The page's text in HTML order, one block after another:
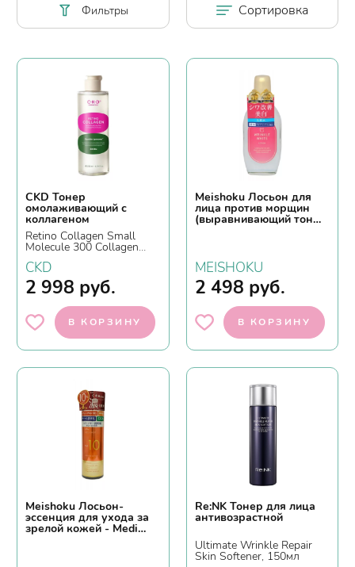
Фильтры Сортировка
CKD Тонер
омолаживающий с
коллагеном
Retino Collagen Small
Molecule 300 Collagen
Skin Toner, 250мл
CKD
2 998 руб.
В КОРЗИНУ
Meishoku Лосьон для
лица против морщин
(выравнивающий тон
кожи) - Wrinkle white
MEISHOKU
2 498 руб.
В КОРЗИНУ
Meishoku Лосьон-
эссенция для ухода за
зрелой кожей - Medi
shot wrinkle&white
Re:NK Тонер для лица
антивозрастной
Ultimate Wrinkle Repair
Skin Softener, 150мл